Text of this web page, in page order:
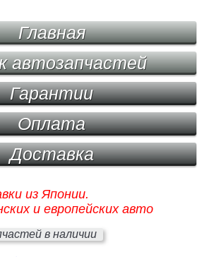
Главная
автозапчастей
Гарантии
Оплата
Доставка
из Японии.
и европейских авто
в наличии